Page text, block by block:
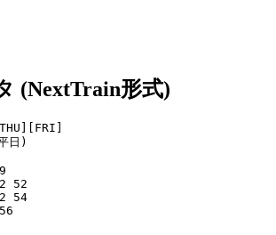
(NextTrain形式)
日)
52
54